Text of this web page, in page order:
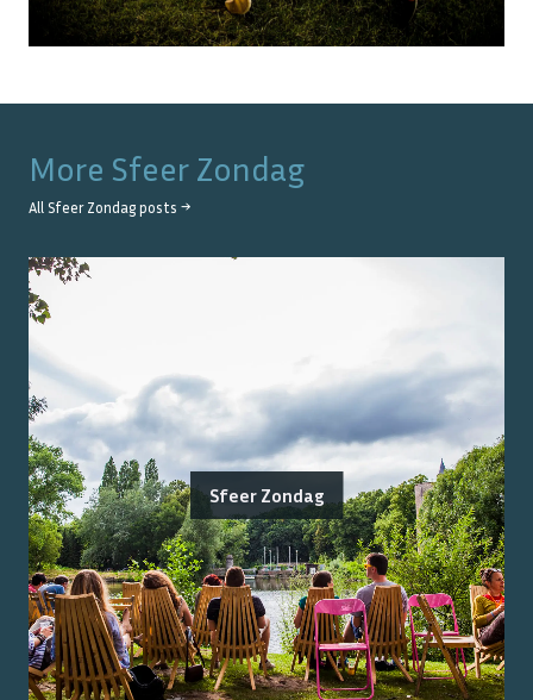
More Sfeer Zondag
All Sfeer Zondag posts →
Sfeer Zondag